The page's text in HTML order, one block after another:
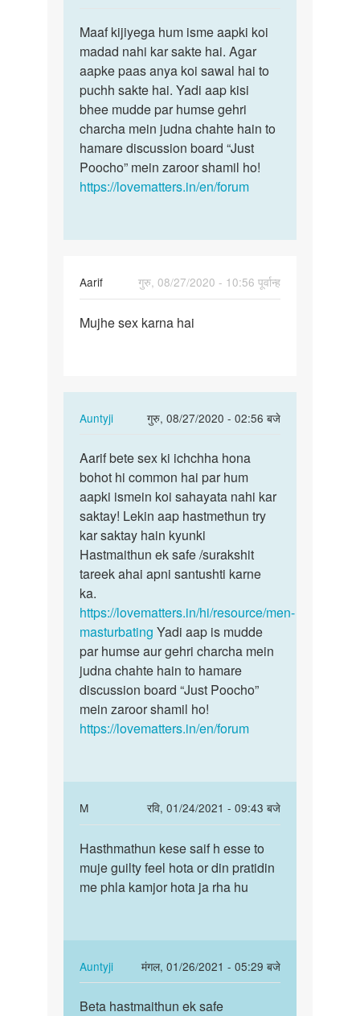
to
Sex
chat
mRNA
hai
woman
se
by
Sanjay
Maaf
kijiyega
hum
isme
aapki…
Maaf kijiyega hum isme aapki koi
madad nahi kar sakte hai. Agar
aapke paas anya koi sawal hai to
puchh sakte hai. Yadi aap kisi
bhee mudde par humse gehri
charcha mein judna chahte hain to
hamare discussion board “Just
Poocho” mein zaroor shamil ho!
https://lovematters.in/en/forum
Aarif
गुरु, 08/27/2020 - 10:56 पूर्वान्ह
Mujhe
Mujhe sex karna hai
Auntyji
गुरु, 08/27/2020 - 02:56 बजे
In
to
Mujhe
sex
karna
hai
by
Aarif
Aarif
bete
sex
ki
ichchha…
Aarif bete sex ki ichchha hona
bohot hi common hai par hum
aapki ismein koi sahayata nahi kar
saktay! Lekin aap hastmethun try
kar saktay hain kyunki
Hastmaithun ek safe /surakshit
tareek ahai apni santushti karne
ka.
https://lovematters.in/hi/resource/men-
masturbating Yadi aap is mudde
par humse aur gehri charcha mein
judna chahte hain to hamare
discussion board “Just Poocho”
mein zaroor shamil ho!
https://lovematters.in/en/forum
M
रवि, 01/24/2021 - 09:43 बजे
In
reply
to
Aarif
bete
ichchha…
by
Auntyji
Hasthmathun
kese
saif
Hasthmathun kese saif h esse to
muje guilty feel hota or din pratidin
me phla kamjor hota ja rha hu
Auntyji
मंगल, 01/26/2021 - 05:29 बजे
In
reply
to
Beta
Beta hastmaithun ek safe